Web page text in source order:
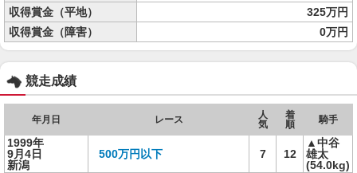
収得賞金（平地）
325万円
収得賞金（障害）
0万円
競走成績
年月日 レース
人
気
着
順
騎手
1999年
9月4日
新潟
500万円以下 7 12
▲中谷
雄太
(54.0kg)